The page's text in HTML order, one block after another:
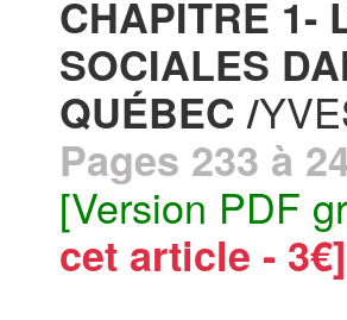
CHAPITRE 1-
SOCIALES
QUÉBEC /
Pages 233 à
[Version PDF
cet article - 3€]